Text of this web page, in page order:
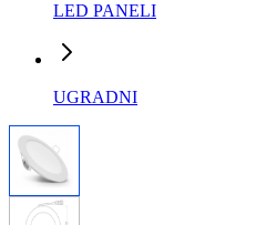
LED PANELI
UGRADNI